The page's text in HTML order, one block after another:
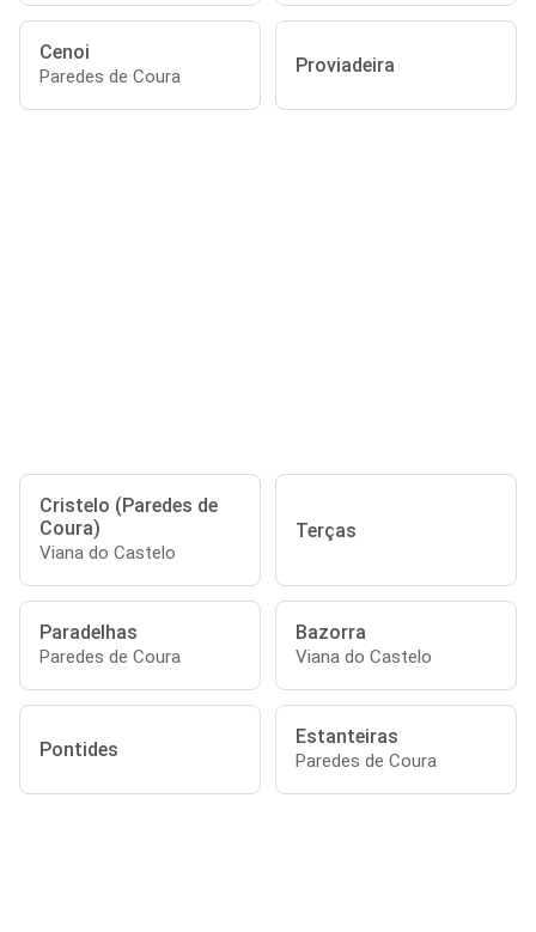
Cenoi
Paredes de Coura Proviadeira
Cristelo (Paredes de
Coura)
Viana do Castelo
Terças
Paradelhas
Paredes de Coura
Bazorra
Viana do Castelo
Pontides
Estanteiras
Paredes de Coura